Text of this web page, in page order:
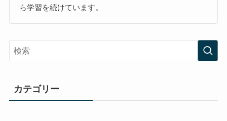
ら学習を続けています。
カテゴリー